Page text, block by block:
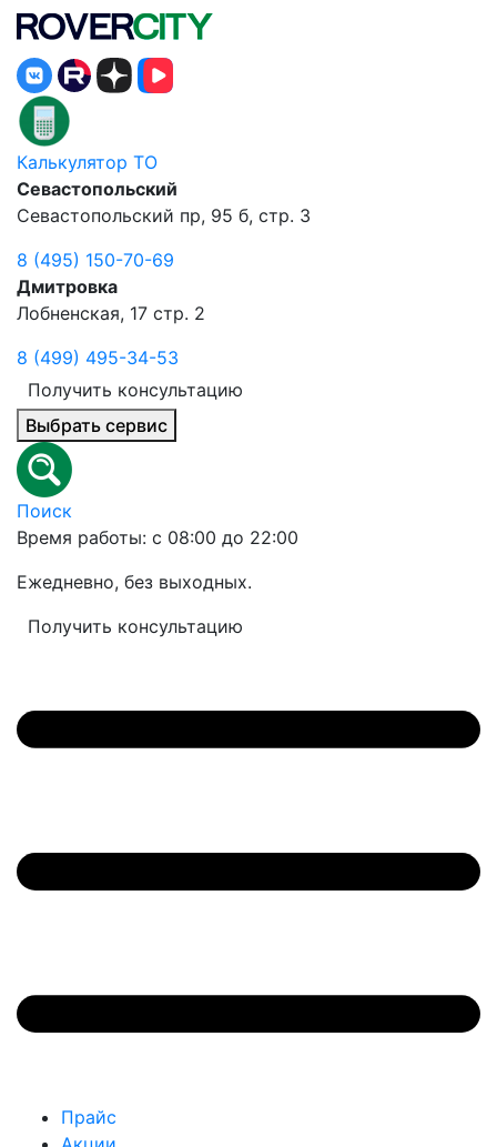
Калькулятор ТО
Севастопольский
Севастопольский пр, 95 б, стр. 3
8 (495) 150-70-69
Дмитровка
Лобненская, 17 стр. 2
8 (499) 495-34-53
Получить консультацию
Выбрать сервис
Поиск
Время работы: с 08:00 до 22:00
Ежедневно, без выходных.
Получить консультацию
Прайс